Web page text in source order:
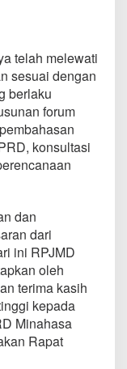
telah melewati
sesuai dengan
berlaku
forum
konsultasi
dan
dari
ini RPJMD
oleh
terima kasih
kepada
Minahasa
Rapat